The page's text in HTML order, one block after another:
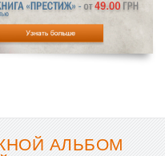
АЛЬБОМ